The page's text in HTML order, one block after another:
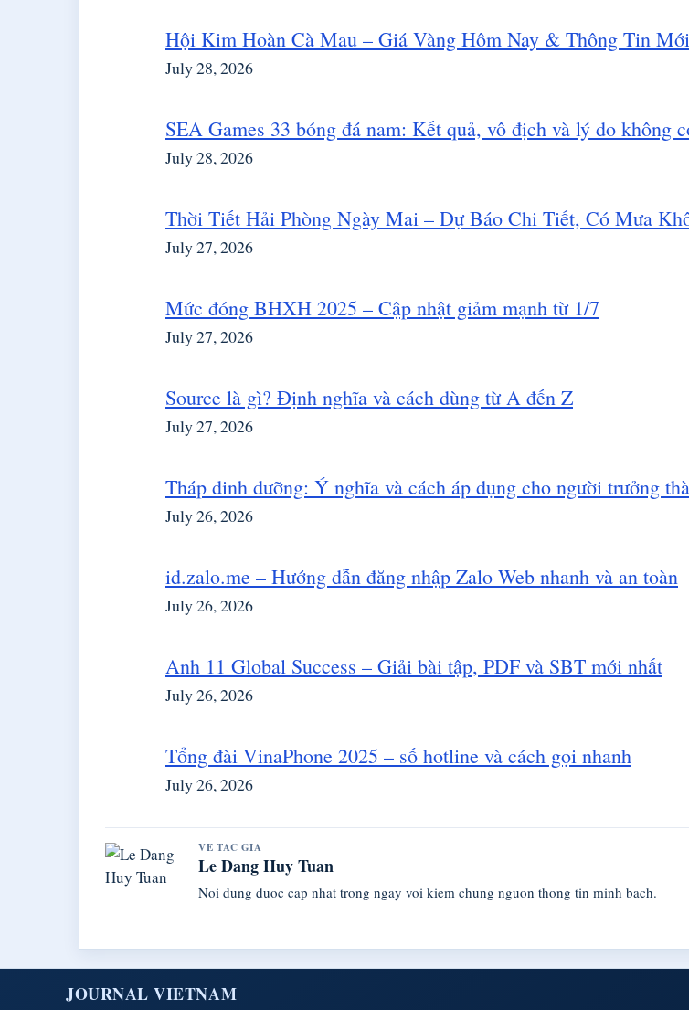
Hội Kim Hoàn Cà Mau – Giá Vàng Hôm Nay & Thông Tin Mới
July 28, 2026
SEA Games 33 bóng đá nam: Kết quả, vô địch và lý do không
July 28, 2026
Thời Tiết Hải Phòng Ngày Mai – Dự Báo Chi Tiết, Có Mưa
July 27, 2026
Mức đóng BHXH 2025 – Cập nhật giảm mạnh từ 1/7
July 27, 2026
Source là gì? Định nghĩa và cách dùng từ A đến Z
July 27, 2026
Tháp dinh dưỡng: Ý nghĩa và cách áp dụng cho người trưởng
July 26, 2026
id.zalo.me – Hướng dẫn đăng nhập Zalo Web nhanh và an toàn
July 26, 2026
Anh 11 Global Success – Giải bài tập, PDF và SBT mới nhất
July 26, 2026
Tổng đài VinaPhone 2025 – số hotline và cách gọi nhanh
July 26, 2026
VE TAC GIA
Le Dang Huy Tuan
Noi dung duoc cap nhat trong ngay voi kiem chung nguon thong tin minh bach.
JOURNAL VIETNAM